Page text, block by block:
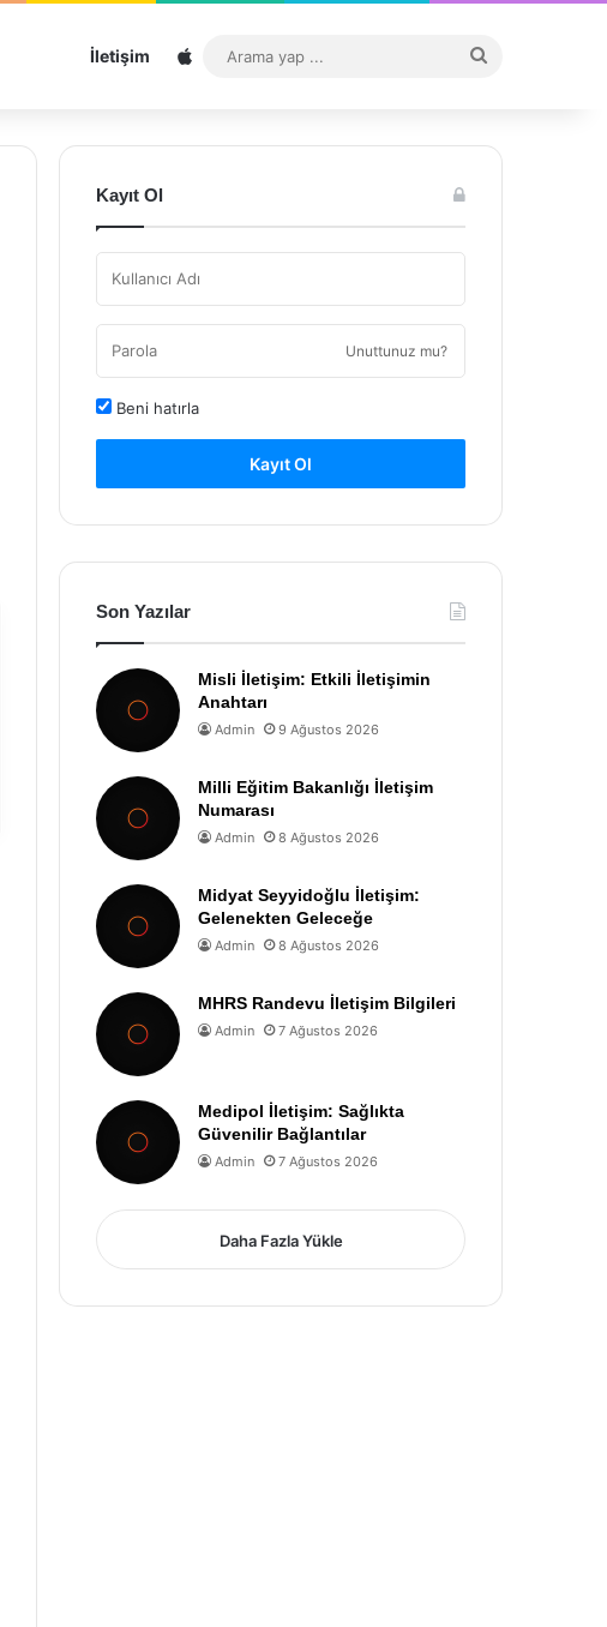
İletişim Sitemap
...
Kayıt Ol
Unuttunuz mu?
Beni hatırla
Kayıt Ol
Son Yazılar
Misli İletişim: Etkili İletişimin
Anahtarı
Admin 9 Ağustos 2026
Milli Eğitim Bakanlığı İletişim
Numarası
Admin 8 Ağustos 2026
Midyat Seyyidoğlu İletişim:
Gelenekten Geleceğe
Admin 8 Ağustos 2026
MHRS Randevu İletişim Bilgileri
Admin 7 Ağustos 2026
Medipol İletişim: Sağlıkta
Güvenilir Bağlantılar
Admin 7 Ağustos 2026
Daha Fazla Yükle